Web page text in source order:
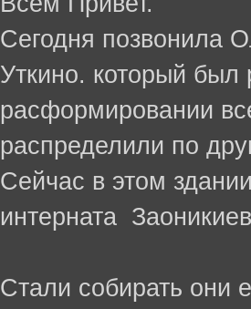
Сегодня позвонила
Уткино. который
расформировании
распределили по
Сейчас в этом
интерната
Стали собирать они